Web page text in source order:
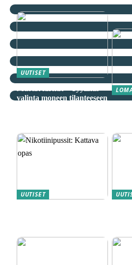
UUTISET
valinta moneen tilanteeseen
UUTISET